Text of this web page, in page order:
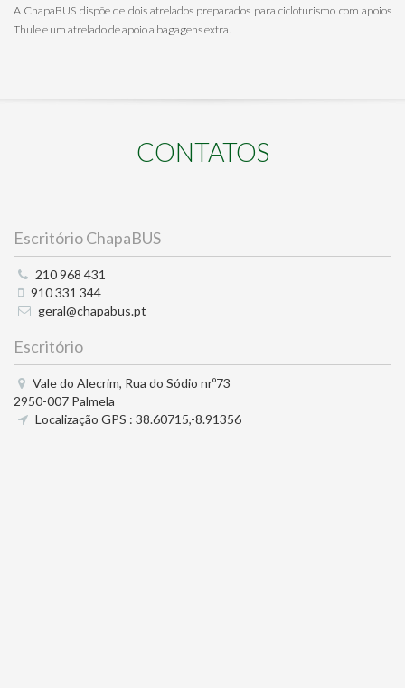
A ChapaBUS dispõe de dois atrelados preparados para cicloturismo com apoios
Thule e um atrelado de apoio a bagagens extra.
CONTATOS
Escritório ChapaBUS
210 968 431
910 331 344
geral@chapabus.pt
Escritório
Vale do Alecrim, Rua do Sódio nrº73
2950-007 Palmela
Localização GPS : 38.60715,-8.91356